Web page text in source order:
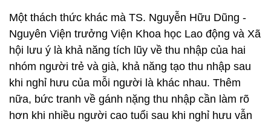
Một thách thức khác mà TS. Nguyễn Hữu Dũng -
Nguyên Viện trưởng Viện Khoa học Lao động và Xã
hội lưu ý là khả năng tích lũy về thu nhập của hai
nhóm người trẻ và già, khả năng tạo thu nhập sau
khi nghỉ hưu của mỗi người là khác nhau. Thêm
nữa, bức tranh về gánh nặng thu nhập cần làm rõ
hơn khi nhiều người cao tuổi sau khi nghỉ hưu vẫn